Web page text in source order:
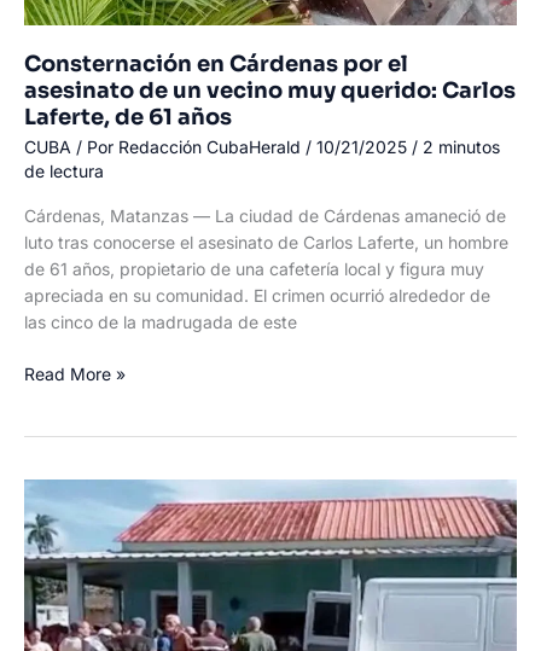
Consternación en Cárdenas por el
asesinato de un vecino muy querido: Carlos
Laferte, de 61 años
CUBA / Por Redacción CubaHerald / 10/21/2025 / 2 minutos
de lectura
Cárdenas, Matanzas — La ciudad de Cárdenas amaneció de
luto tras conocerse el asesinato de Carlos Laferte, un hombre
de 61 años, propietario de una cafetería local y figura muy
apreciada en su comunidad. El crimen ocurrió alrededor de
las cinco de la madrugada de este
Consternación
el
asesinato
de
un
vecino
muy
querido:
Read More »